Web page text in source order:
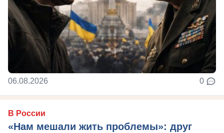
06.08.2026 0
В России
«Нам мешали жить проблемы»: друг